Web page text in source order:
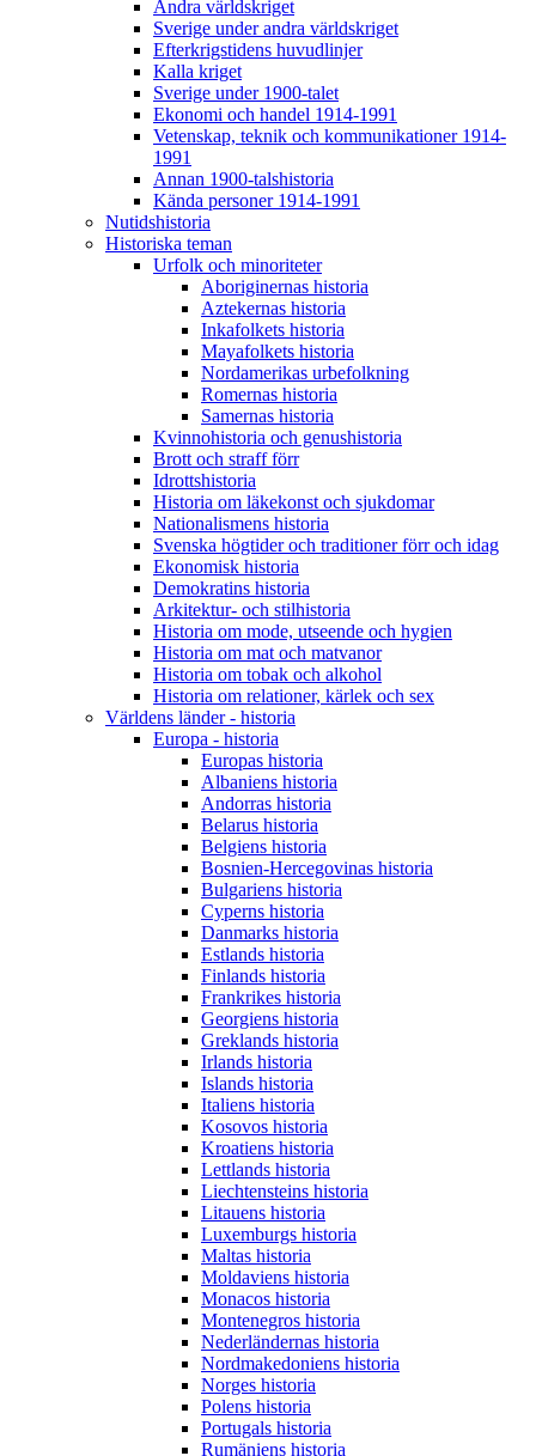
Andra världskriget
Sverige under andra världskriget
Efterkrigstidens huvudlinjer
Kalla kriget
Sverige under 1900-talet
Ekonomi och handel 1914-1991
Vetenskap, teknik och kommunikationer 1914-
1991
Annan 1900-talshistoria
Kända personer 1914-1991
Nutidshistoria
Historiska teman
Urfolk och minoriteter
Aboriginernas historia
Aztekernas historia
Inkafolkets historia
Mayafolkets historia
Nordamerikas urbefolkning
Romernas historia
Samernas historia
Kvinnohistoria och genushistoria
Brott och straff förr
Idrottshistoria
Historia om läkekonst och sjukdomar
Nationalismens historia
Svenska högtider och traditioner förr och idag
Ekonomisk historia
Demokratins historia
Arkitektur- och stilhistoria
Historia om mode, utseende och hygien
Historia om mat och matvanor
Historia om tobak och alkohol
Historia om relationer, kärlek och sex
Världens länder - historia
Europa - historia
Europas historia
Albaniens historia
Andorras historia
Belarus historia
Belgiens historia
Bosnien-Hercegovinas historia
Bulgariens historia
Cyperns historia
Danmarks historia
Estlands historia
Finlands historia
Frankrikes historia
Georgiens historia
Greklands historia
Irlands historia
Islands historia
Italiens historia
Kosovos historia
Kroatiens historia
Lettlands historia
Liechtensteins historia
Litauens historia
Luxemburgs historia
Maltas historia
Moldaviens historia
Monacos historia
Montenegros historia
Nederländernas historia
Nordmakedoniens historia
Norges historia
Polens historia
Portugals historia
Rumäniens historia